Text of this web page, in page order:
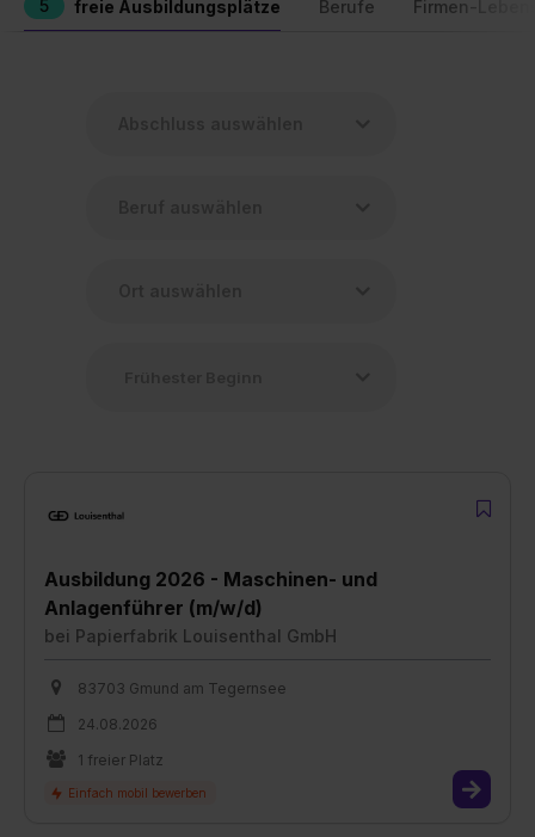
5 freie Ausbildungsplätze Berufe Firmen-
Ausbildung 2026 - Maschinen- und
Anlagenführer (m/w/d)
bei Papierfabrik Louisenthal GmbH
83703 Gmund am Tegernsee
24.08.2026
1 freier Platz